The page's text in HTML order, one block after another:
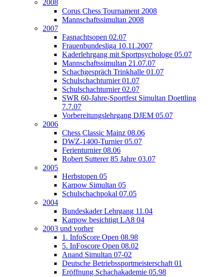
2008
Corus Chess Tournament 2008
Mannschaftssimultan 2008
2007
Fasnachtsopen 02.07
Frauenbundesliga 10.11.2007
Kaderlehrgang mit Sportpsychologe 05.07
Mannschaftssimultan 21.07.07
Schachgespräch Trinkhalle 01.07
Schulschachturnier 01.07
Schulschachturnier 02.07
SWR 60-Jahre-Sportfest Simultan Doettling
7.7.07
Vorbereitungslehrgang DJEM 05.07
2006
Chess Classic Mainz 08.06
DWZ-1400-Turnier 05.07
Ferienturnier 08.06
Robert Sutterer 85 Jahre 03.07
2005
Herbstopen 05
Karpow Simultan 05
Schulschachpokal 07.05
2004
Bundeskader Lehrgang 11.04
Karpow besichtigt LA8 04
2003 und vorher
1. InfoScore Open 08.98
5. InFoscore Open 08.02
Anand Simultan 07-02
Deutsche Betriebssportmeisterschaft 01
Eröffnung Schachakademie 05.98